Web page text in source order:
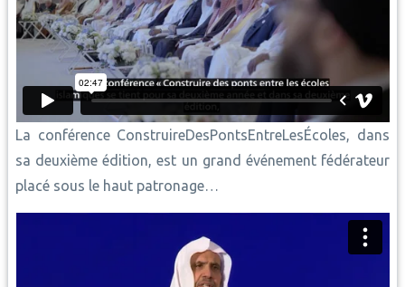
La conférence ConstruireDesPontsEntreLesÉcoles, dans
sa deuxième édition, est un grand événement fédérateur
placé sous le haut patronage…